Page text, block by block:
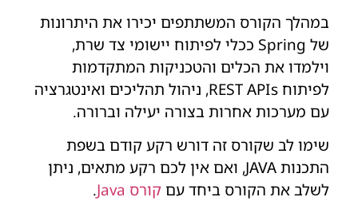
במהלך הקורס המשתתפים יכירו את היתרונות
של Spring ככלי לפיתוח יישומי צד שרת,
וילמדו את הכלים והטכניקות המתקדמות
לפיתוח REST APIs, ניהול תהליכים ואינטגרציה
עם מערכות אחרות בצורה יעילה וברורה.
שימו לב שקורס זה דורש רקע קודם בשפת
התכנות JAVA, ואם אין לכם רקע מתאים, ניתן
לשלב את הקורס ביחד עם קורס Java .